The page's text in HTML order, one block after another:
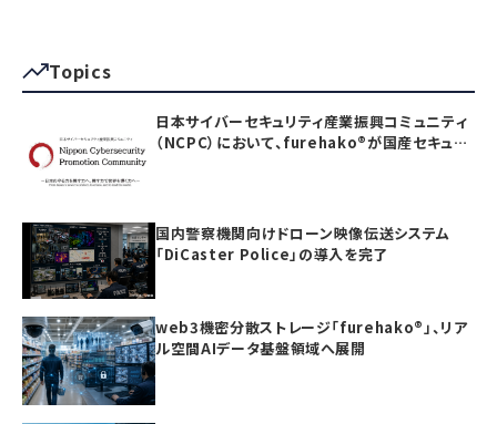
Topics
日本サイバーセキュリティ産業振興コミュニティ
（NCPC）において、furehako®が国産セキュリ
国内警察機関向けドローン映像伝送システム
「DiCaster Police」の導入を完了
web3機密分散ストレージ「furehako®」、リア
ル空間AIデータ基盤領域へ展開